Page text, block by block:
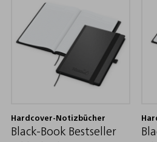
Hardcover-Notizbücher
Black-Book Bestseller